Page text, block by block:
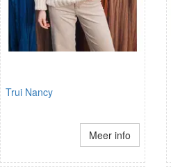
Trui Nancy
Meer info